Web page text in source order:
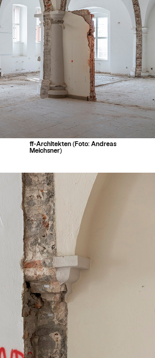
ff-Architekten (Foto: Andreas
Meichsner)